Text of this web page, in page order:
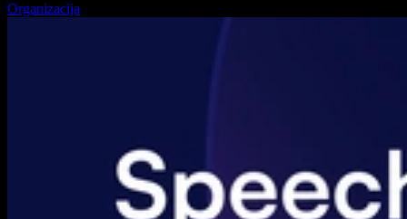
Organizacija